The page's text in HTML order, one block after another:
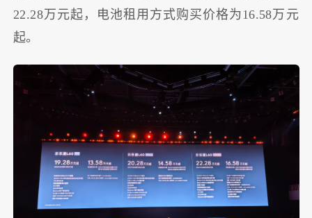
22.28万元起，电池租用方式购买价格为16.58万元
起。